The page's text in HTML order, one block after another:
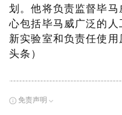
划。他将负责监督毕
心包括毕马威广泛的人
新实验室和负责任使
头条）
免责声明